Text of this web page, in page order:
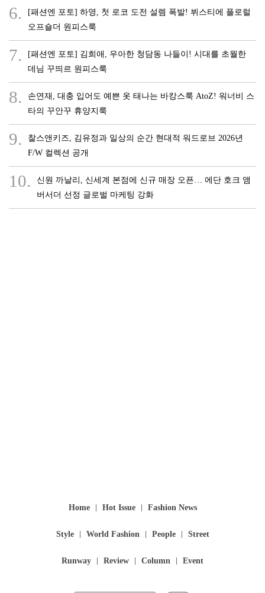
6.
[패션엔 포토] 하영, 첫 로코 도전 설렘 폭발! 뷔스티에 플로럴
오프숄더 원피스룩
7.
[패션엔 포토] 김희애, 우아한 청담동 나들이! 시대를 초월한
데님 꾸띄르 원피스룩
8.
손연재, 대충 입어도 예쁜 옷 태나는 바캉스룩 AtoZ! 워너비 스
타의 꾸안꾸 휴양지룩
9.
찰스앤키즈, 김유정과 일상의 순간 현대적 워드로브 2026년
F/W 컬렉션 공개
10.
신원 까날리, 신세계 본점에 신규 매장 오픈… 에단 호크 앰
버서더 선정 글로벌 마케팅 강화
Home Hot Issue Fashion News
Style World Fashion People Street
Runway Review Column Event